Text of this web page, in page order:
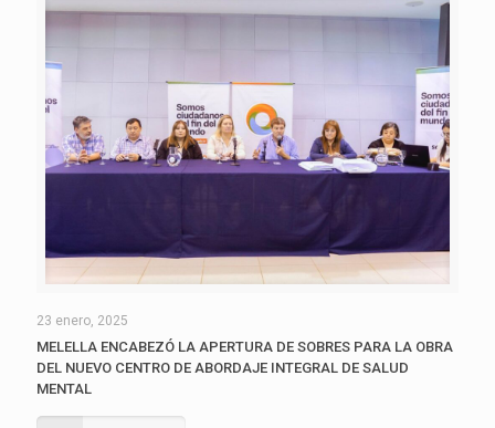
23 enero, 2025
MELELLA ENCABEZÓ LA APERTURA DE SOBRES PARA LA OBRA
DEL NUEVO CENTRO DE ABORDAJE INTEGRAL DE SALUD
MENTAL